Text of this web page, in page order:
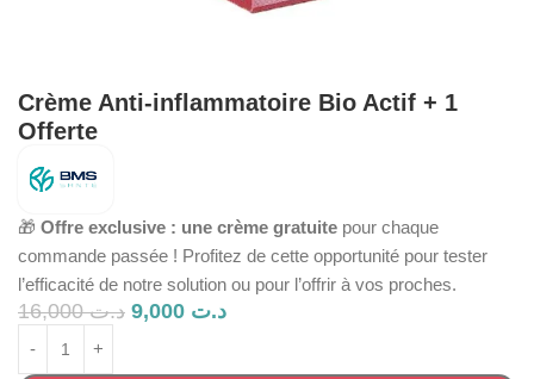
Crème Anti-inflammatoire Bio Actif + 1
Offerte
🎁 Offre exclusive : une crème gratuite pour chaque
commande passée ! Profitez de cette opportunité pour tester
l’efficacité de notre solution ou pour l’offrir à vos proches.
د.ت16,000 د.ت